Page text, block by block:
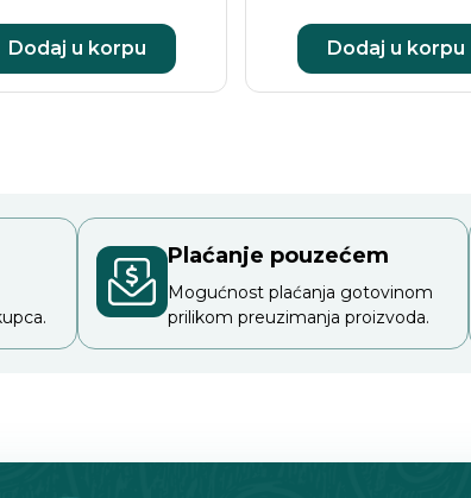
Dodaj u korpu Dodaj u korpu
Plaćanje pouzećem
Mogućnost plaćanja gotovinom
prilikom preuzimanja proizvoda.